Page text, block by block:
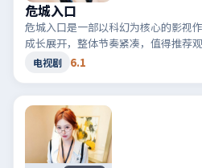
危城入口
危城入口是一部以科幻为核心的影视
成长展开，整体节奏紧凑，值得推荐观
电视剧 6.1